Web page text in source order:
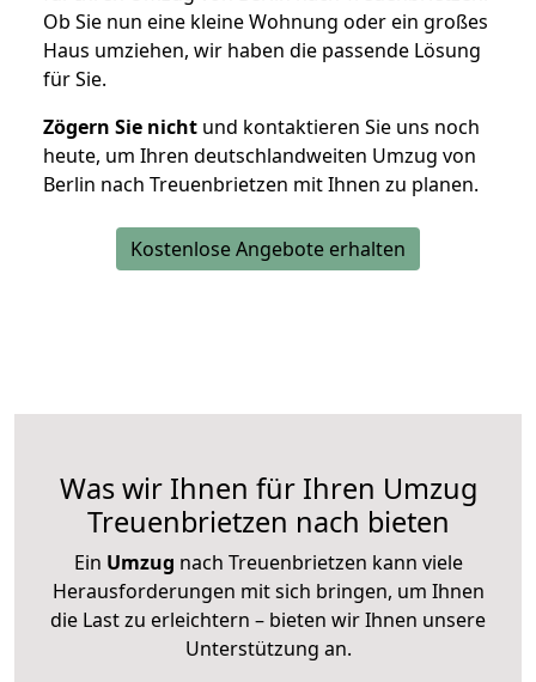
Ob Sie nun eine kleine Wohnung oder ein großes
Haus umziehen, wir haben die passende Lösung
für Sie.
Zögern Sie nicht und kontaktieren Sie uns noch
heute, um Ihren deutschlandweiten Umzug von
Berlin nach Treuenbrietzen mit Ihnen zu planen.
Kostenlose Angebote erhalten
Was wir Ihnen für Ihren Umzug
Treuenbrietzen nach bieten
Ein Umzug nach Treuenbrietzen kann viele
Herausforderungen mit sich bringen, um Ihnen
die Last zu erleichtern – bieten wir Ihnen unsere
Unterstützung an.